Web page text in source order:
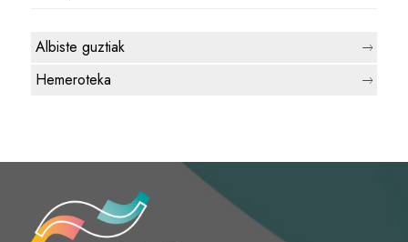
Albiste guztiak
Hemeroteka